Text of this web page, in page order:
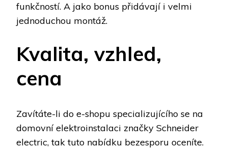
funkčností. A jako bonus přidávají i velmi
jednoduchou montáž.
Kvalita, vzhled,
cena
Zavítáte-li do e-shopu specializujícího se na
domovní elektroinstalaci značky Schneider
electric, tak tuto nabídku bezesporu oceníte.